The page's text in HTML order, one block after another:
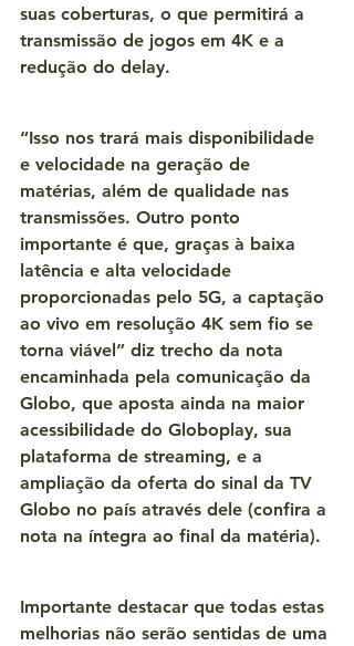
suas coberturas, o que permitirá a
transmissão de jogos em 4K e a
redução do delay.
“Isso nos trará mais disponibilidade
e velocidade na geração de
matérias, além de qualidade nas
transmissões. Outro ponto
importante é que, graças à baixa
latência e alta velocidade
proporcionadas pelo 5G, a captação
ao vivo em resolução 4K sem fio se
torna viável” diz trecho da nota
encaminhada pela comunicação da
Globo, que aposta ainda na maior
acessibilidade do Globoplay, sua
plataforma de streaming, e a
ampliação da oferta do sinal da TV
Globo no país através dele (confira a
nota na íntegra ao final da matéria).
Importante destacar que todas estas
melhorias não serão sentidas de uma